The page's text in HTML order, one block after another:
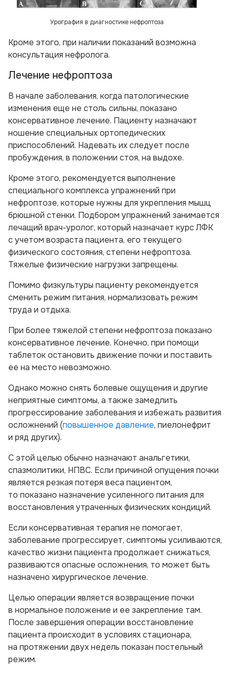
Урография в диагностике нефроптоза
Кроме этого, при наличии показаний возможна
консультация нефролога.
Лечение нефроптоза
В начале заболевания, когда патологические
изменения еще не столь сильны, показано
консервативное лечение. Пациенту назначают
ношение специальных ортопедических
приспособлений. Надевать их следует после
пробуждения, в положении стоя, на выдохе.
Кроме этого, рекомендуется выполнение
специального комплекса упражнений при
нефроптозе, которые нужны для укрепления мышц
брюшной стенки. Подбором упражнений занимается
лечащий врач-уролог, который назначает курс ЛФК
с учетом возраста пациента, его текущего
физического состояния, степени нефроптоза.
Тяжелые физические нагрузки запрещены.
Помимо физкультуры пациенту рекомендуется
сменить режим питания, нормализовать режим
труда и отдыха.
При более тяжелой степени нефроптоза показано
консервативное лечение. Конечно, при помощи
таблеток остановить движение почки и поставить
ее на место невозможно.
Однако можно снять болевые ощущения и другие
неприятные симптомы, а также замедлить
прогрессирование заболевания и избежать развития
осложнений (повышенное давление, пиелонефрит
и ряд других).
С этой целью обычно назначают анальгетики,
спазмолитики, НПВС. Если причиной опущения почки
является резкая потеря веса пациентом,
то показано назначение усиленного питания для
восстановления утраченных физических кондиций.
Если консервативная терапия не помогает,
заболевание прогрессирует, симптомы усиливаются,
качество жизни пациента продолжает снижаться,
развиваются опасные осложнения, то может быть
назначено хирургическое лечение.
Целью операции является возвращение почки
в нормальное положение и ее закрепление там.
После завершения операции восстановление
пациента происходит в условиях стационара,
на протяжении двух недель показан постельный
режим.